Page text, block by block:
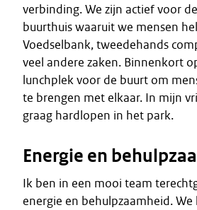
verbinding. We zijn actief voor
buurthuis waaruit we mensen
Voedselbank, tweedehands
veel andere zaken. Binnenkort
lunchplek voor de buurt om
te brengen met elkaar. In mijn
graag hardlopen in het park.
Energie en
Ik ben in een mooi team
energie en behulpzaamheid.